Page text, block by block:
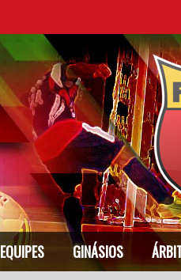
EQUIPES GINÁSIOS